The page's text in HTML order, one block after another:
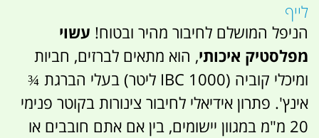
לייף
הניפל המושלם לחיבור מהיר ובטוח! עשוי
מפלסטיק איכותי, הוא מתאים לברזים, חביות
ומיכלי קוביה (IBC 1000 ליטר) בעלי הברגת ¾
אינץ'. פתרון אידיאלי לחיבור צינורות בקוטר פנימי
20 מ"מ במגוון יישומים, בין אם אתם חובבים או